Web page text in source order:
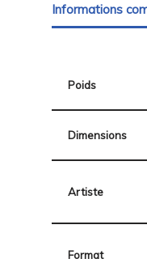
Informations
Poids
Dimensions
Artiste
Format